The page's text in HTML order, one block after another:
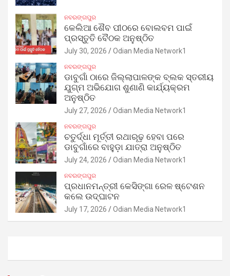
ନବରଙ୍ଗପୁର
କେଲିଆ ଶୈବ ପୀଠରେ ବୋଲବମ ପାଇଁ
ପ୍ରସ୍ତୁତି ବୈଠକ ଅନୁଷ୍ଠିତ
July 30, 2026 Odian Media Network1
ନବରଙ୍ଗପୁର
ଡାବୁଗାଁ ଠାରେ ଜିଲ୍ଲାପାଳଙ୍କ ବ୍ଲକ ସ୍ତରୀୟ
ଯୁଗ୍ମ ଅଭିଯୋଗ ଶୁଣାଣି କାର୍ଯ୍ୟକ୍ରମ
ଅନୁଷ୍ଠିତ
July 27, 2026 Odian Media Network1
ନବରଙ୍ଗପୁର
ଚତୁର୍ଦ୍ଧା ମୂର୍ତ୍ତୀ ରଥାରୂଢ଼ ହେବା ପରେ
ଡାବୁଗାଁରେ ବାହୁଡ଼ା ଯାତ୍ରା ଅନୁଷ୍ଠିତ
July 24, 2026 Odian Media Network1
ନବରଙ୍ଗପୁର
ପ୍ରଧାନମନ୍ତ୍ରୀ କେସିଙ୍ଗା ରେଳ ଷ୍ଟେଶନ
କଲେ ଉଦ୍‌ଘାଟନ
July 17, 2026 Odian Media Network1